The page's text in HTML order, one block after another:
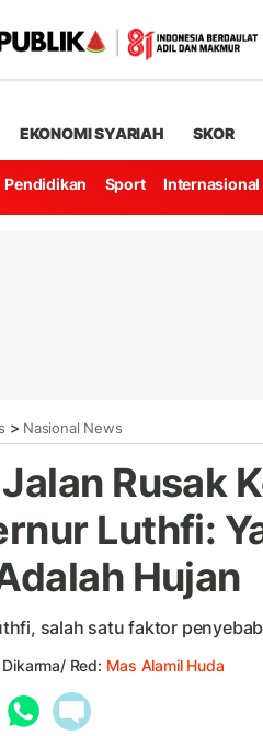
EKONOMI SYARIAH SKOR
Pendidikan Sport Internasional
> Nasional News
Rusak
Luthfi:
Hujan
salah satu faktor
Red: Mas Alamil Huda